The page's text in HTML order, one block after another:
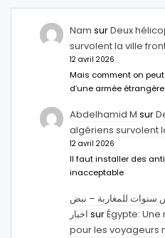
Nam surDeux
survolent la ville
12 avril 2026
Mais comment on
d’une armée
Abdelhamid M sur
algériens survolent
12 avril 2026
Il faut installer des
inacceptable
سنوات للمغاربة – نبض
اخبار surÉgypte:
pour les voyageurs